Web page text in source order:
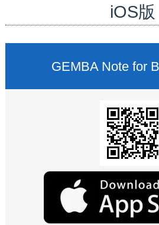
iOS版
GEMBA Note for